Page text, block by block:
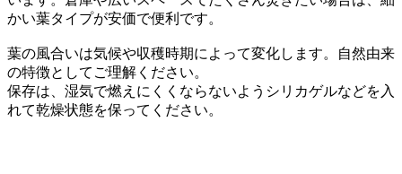
かい葉タイプが安価で便利です。
葉の風合いは気候や収穫時期によって変化します。自然由来
の特徴としてご理解ください。
保存は、湿気で燃えにくくならないようシリカゲルなどを入
れて乾燥状態を保ってください。